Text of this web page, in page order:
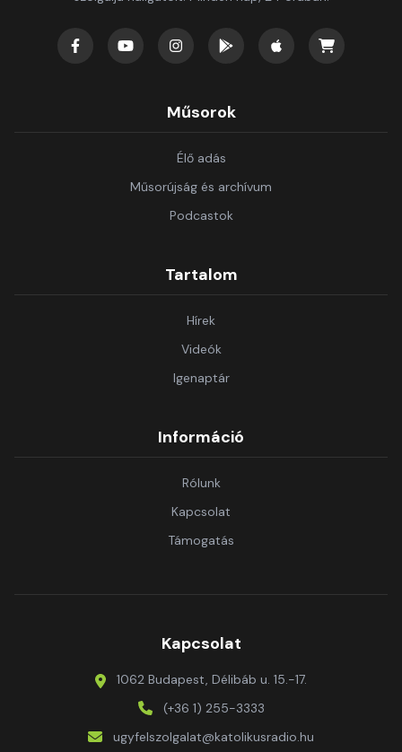
Műsorok
Élő adás
Műsorújság és archívum
Podcastok
Tartalom
Hírek
Videók
Igenaptár
Információ
Rólunk
Kapcsolat
Támogatás
Kapcsolat
1062 Budapest, Délibáb u. 15.-17.
(+36 1) 255-3333
ugyfelszolgalat@katolikusradio.hu